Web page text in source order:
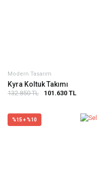
Modern Tasarım
Kyra Koltuk Takımı
132.850 TL 101.630 TL
%15 + %10